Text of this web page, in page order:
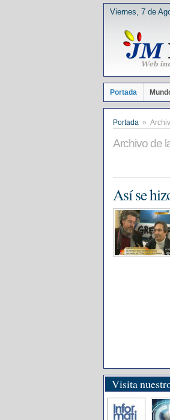
Viernes, 7 de
Portada
Portada »
Archivo de
Así se
Visita